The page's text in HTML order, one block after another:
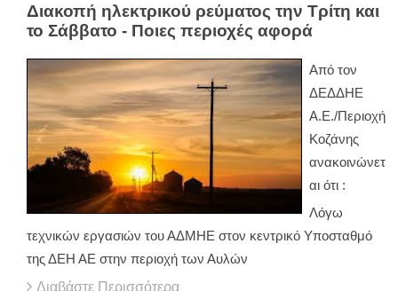
Διακοπή ηλεκτρικού ρεύματος την Τρίτη και
το Σάββατο - Ποιες περιοχές αφορά
Από τον
ΔΕΔΔΗΕ
Α.Ε./Περιοχή
Κοζάνης
ανακοινώνετ
αι ότι :
Λόγω
τεχνικών εργασιών του ΑΔΜΗΕ στον κεντρικό Υποσταθμό
της ΔΕΗ ΑΕ στην περιοχή των Αυλών
Διαβάστε Περισσότερα